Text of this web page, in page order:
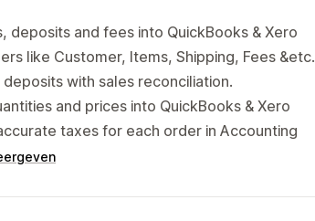
deposits and fees into QuickBooks & Xero
like Customer, Items, Shipping, Fees &etc.
with sales reconciliation.
and prices into QuickBooks & Xero
taxes for each order in Accounting